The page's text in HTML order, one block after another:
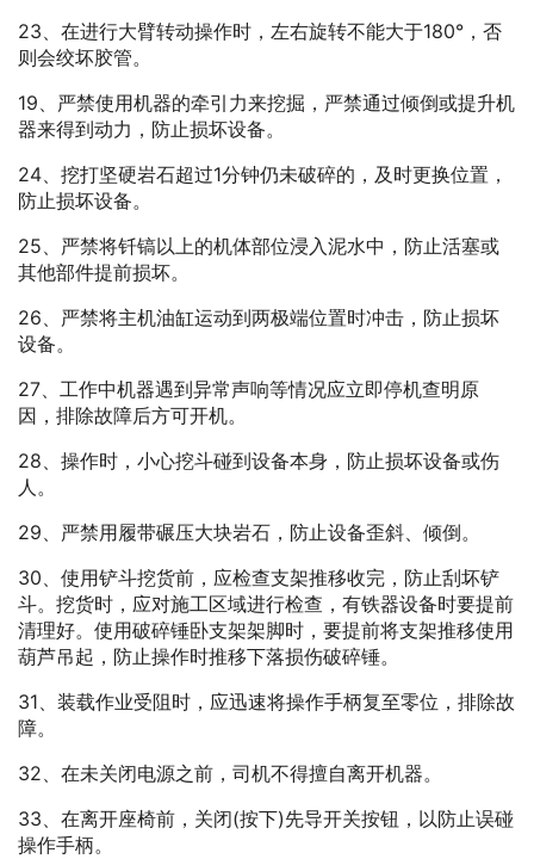
23、在进行大臂转动操作时，左右旋转不能大于180°，否
则会绞坏胶管。
19、严禁使用机器的牵引力来挖掘，严禁通过倾倒或提升机
器来得到动力，防止损坏设备。
24、挖打坚硬岩石超过1分钟仍未破碎的，及时更换位置，
防止损坏设备。
25、严禁将钎镐以上的机体部位浸入泥水中，防止活塞或
其他部件提前损坏。
26、严禁将主机油缸运动到两极端位置时冲击，防止损坏
设备。
27、工作中机器遇到异常声响等情况应立即停机查明原
因，排除故障后方可开机。
28、操作时，小心挖斗碰到设备本身，防止损坏设备或伤
人。
29、严禁用履带碾压大块岩石，防止设备歪斜、倾倒。
30、使用铲斗挖货前，应检查支架推移收完，防止刮坏铲
斗。挖货时，应对施工区域进行检查，有铁器设备时要提前
清理好。使用破碎锤卧支架架脚时，要提前将支架推移使用
葫芦吊起，防止操作时推移下落损伤破碎锤。
31、装载作业受阻时，应迅速将操作手柄复至零位，排除故
障。
32、在未关闭电源之前，司机不得擅自离开机器。
33、在离开座椅前，关闭(按下)先导开关按钮，以防止误碰
操作手柄。